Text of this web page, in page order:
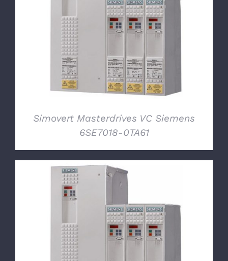
DETTAGLI
Simovert Masterdrives VC Siemens
6SE7018-0TA61
DETTAGLI